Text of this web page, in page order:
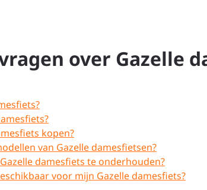
over Gazelle
kopen?
van Gazelle damesfietsen?
damesfiets te onderhouden?
voor mijn Gazelle damesfiets?